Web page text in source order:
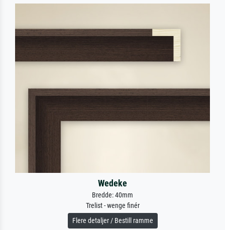
Wedeke
Bredde: 40mm
Trelist - wenge finér
Flere detaljer / Bestill ramme